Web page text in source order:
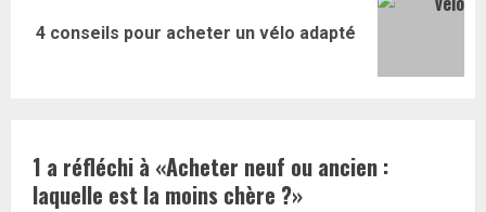
Article
4 conseils pour acheter un vélo adapté
1 a réfléchi à «Acheter neuf ou ancien :
laquelle est la moins chère ?»